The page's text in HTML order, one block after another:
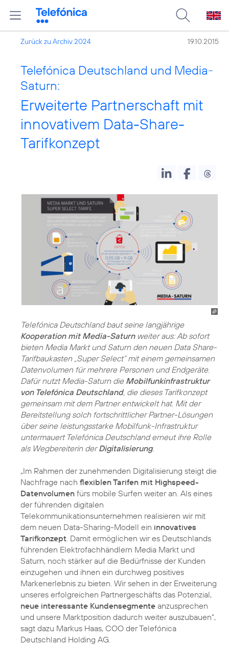
Zurück zu Archiv 2024 19.10.2015
Telefónica Deutschland und Media-
Saturn:
Erweiterte Partnerschaft mit
innovativem Data-Share-
Tarifkonzept
Telefónica Deutschland baut seine langjährige
Kooperation mit Media-Saturnweiter aus: Ab sofort
bieten Media Markt und Saturn den neuen Data Share-
Tarifbaukasten „Super Select“ mit einem gemeinsamen
Datenvolumen für mehrere Personen und Endgeräte.
Dafür nutzt Media-Saturn die Mobilfunkinfrastruktur
von Telefónica Deutschland, die dieses Tarifkonzept
gemeinsam mit dem Partner entwickelt hat. Mit der
Bereitstellung solch fortschrittlicher Partner-Lösungen
über seine leistungsstarke Mobilfunk-Infrastruktur
untermauert Telefónica Deutschland erneut ihre Rolle
als Wegbereiterin derDigitalisierung.
„Im Rahmen der zunehmenden Digitalisierung steigt die
Nachfrage nach flexiblen Tarifen mit Highspeed-
Datenvolumen fürs mobile Surfen weiter an. Als eines
der führenden digitalen
Telekommunikationsunternehmen realisieren wir mit
dem neuen Data-Sharing-Modell ein innovatives
Tarifkonzept . Damit ermöglichen wir es Deutschlands
führenden Elektrofachhändlern Media Markt und
Saturn, noch stärker auf die Bedürfnisse der Kunden
einzugehen und ihnen ein durchweg positives
Markenerlebnis zu bieten. Wir sehen in der Erweiterung
unseres erfolgreichen Partnergeschäfts das Potenzial,
neue interessante Kundensegmente anzusprechen
und unsere Marktposition dadurch weiter auszubauen“,
sagt dazu Markus Haas, COO der Telefónica
Deutschland Holding AG.